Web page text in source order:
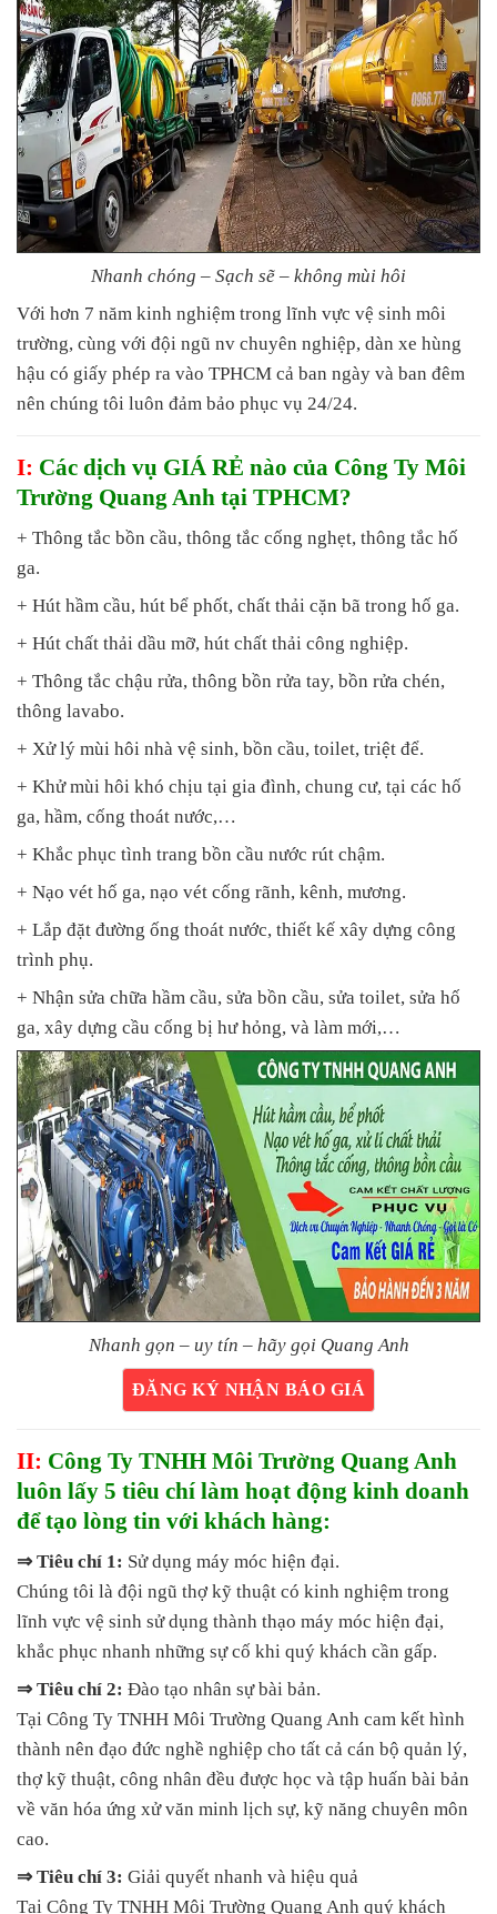
Nhanh chóng – Sạch sẽ – không mùi hôi
Với hơn 7 năm kinh nghiệm trong lĩnh vực vệ sinh môi
trường, cùng với đội ngũ nv chuyên nghiệp, dàn xe hùng
hậu có giấy phép ra vào TPHCM cả ban ngày và ban đêm
nên chúng tôi luôn đảm bảo phục vụ 24/24.
I: Các dịch vụ GIÁ RẺ nào của Công Ty Môi
Trường Quang Anh tại TPHCM?
+ Thông tắc bồn cầu, thông tắc cống nghẹt, thông tắc hố
ga.
+ Hút hầm cầu, hút bể phốt, chất thải cặn bã trong hố ga.
+ Hút chất thải dầu mỡ, hút chất thải công nghiệp.
+ Thông tắc chậu rửa, thông bồn rửa tay, bồn rửa chén,
thông lavabo.
+ Xử lý mùi hôi nhà vệ sinh, bồn cầu, toilet, triệt để.
+ Khử mùi hôi khó chịu tại gia đình, chung cư, tại các hố
ga, hầm, cống thoát nước,…
+ Khắc phục tình trang bồn cầu nước rút chậm.
+ Nạo vét hố ga, nạo vét cống rãnh, kênh, mương.
+ Lắp đặt đường ống thoát nước, thiết kế xây dựng công
trình phụ.
+ Nhận sửa chữa hầm cầu, sửa bồn cầu, sửa toilet, sửa hố
ga, xây dựng cầu cống bị hư hỏng, và làm mới,…
Nhanh gọn – uy tín – hãy gọi Quang Anh
ĐĂNG KÝ NHẬN BÁO GIÁ
II: Công Ty TNHH Môi Trường Quang Anh
luôn lấy 5 tiêu chí làm hoạt động kinh doanh
để tạo lòng tin với khách hàng:
⇒ Tiêu chí 1: Sử dụng máy móc hiện đại.
Chúng tôi là đội ngũ thợ kỹ thuật có kinh nghiệm trong
lĩnh vực vệ sinh sử dụng thành thạo máy móc hiện đại,
khắc phục nhanh những sự cố khi quý khách cần gấp.
⇒ Tiêu chí 2: Đào tạo nhân sự bài bản.
Tại Công Ty TNHH Môi Trường Quang Anh cam kết hình
thành nên đạo đức nghề nghiệp cho tất cả cán bộ quản lý,
thợ kỹ thuật, công nhân đều được học và tập huấn bài bản
về văn hóa ứng xử văn minh lịch sự, kỹ năng chuyên môn
cao.
⇒ Tiêu chí 3: Giải quyết nhanh và hiệu quả
Tại Công Ty TNHH Môi Trường Quang Anh quý khách